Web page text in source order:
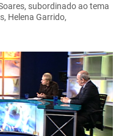
subordinado ao tema
Helena Garrido,